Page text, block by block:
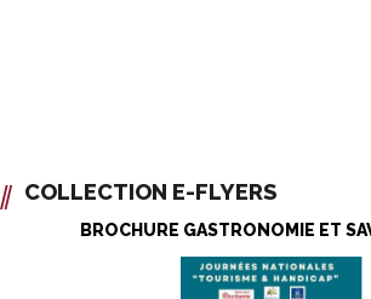
COLLECTION E-FLYERS
BROCHURE GASTRONOMIE ET